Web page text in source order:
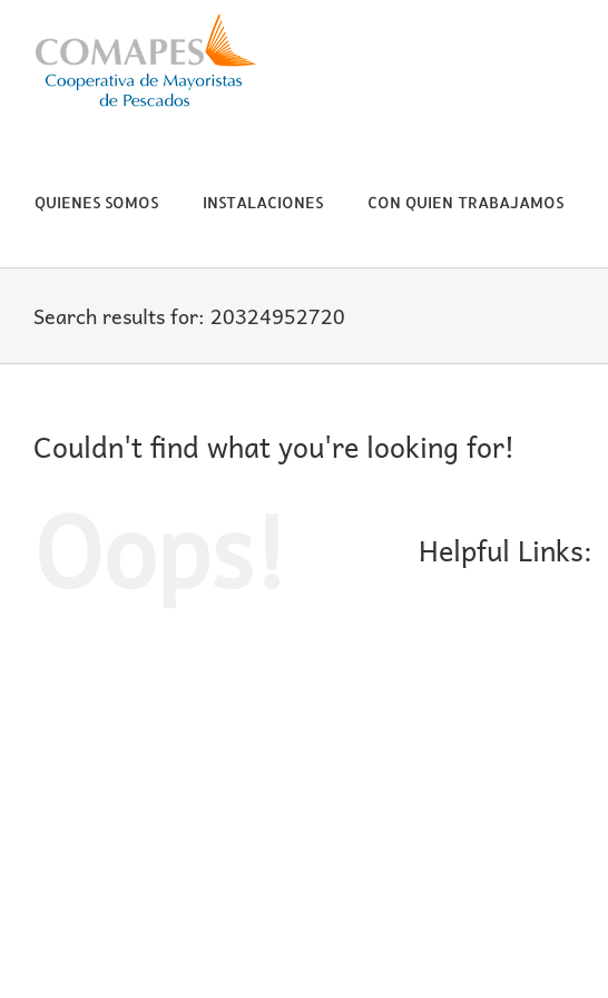
content
QUIENES SOMOS INSTALACIONES CON QUIEN TRABAJAMOS
Search results for: 20324952720
Couldn't find what you're looking for!
Helpful Links: